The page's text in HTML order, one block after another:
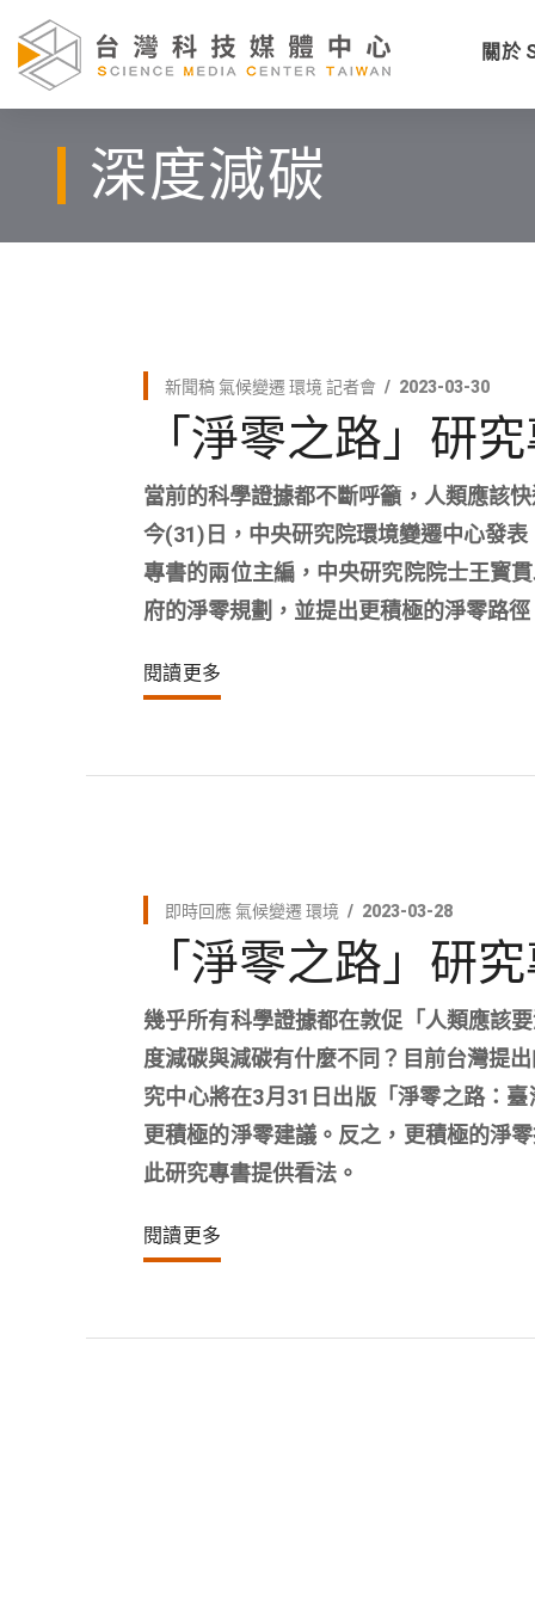
關於
深度減碳
新聞稿氣候變遷 環境 記者會 2023-03-30
「淨零之路」研
當前的科學證據都不斷呼籲，人類應該
今(31)日，中央研究院環境變遷中心發
專書的兩位主編，中央研究院院士王寳
府的淨零規劃，並提出更積極的淨零路
閱讀更多
即時回應氣候變遷 環境 2023-03-28
「淨零之路」研
幾乎所有科學證據都在敦促「人類應該
度減碳與減碳有什麼不同？目前台灣提
究中心將在3月31日出版「淨零之路：
更積極的淨零建議。反之，更積極的淨
此研究專書提供看法。
閱讀更多